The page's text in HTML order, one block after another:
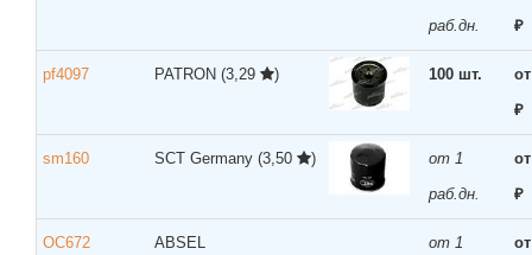
раб.дн.
₽
pf4097 PATRON (3,29 ) 100 шт.
₽
sm160 SCT Germany (3,50 )
от 1
раб.дн.
₽
OC672 ABSEL
от 1